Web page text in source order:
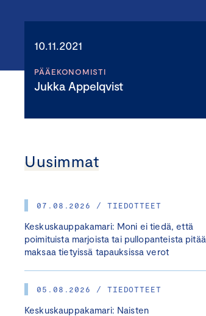
10.11.2021
PÄÄEKONOMISTI
Jukka Appelqvist
Uusimmat
07.08.2026 / TIEDOTTEET
Keskuskauppakamari: Moni ei tiedä, että
poimituista marjoista tai pullopanteista pitää
maksaa tietyissä tapauksissa verot
05.08.2026 / TIEDOTTEET
Keskuskauppakamari: Naisten